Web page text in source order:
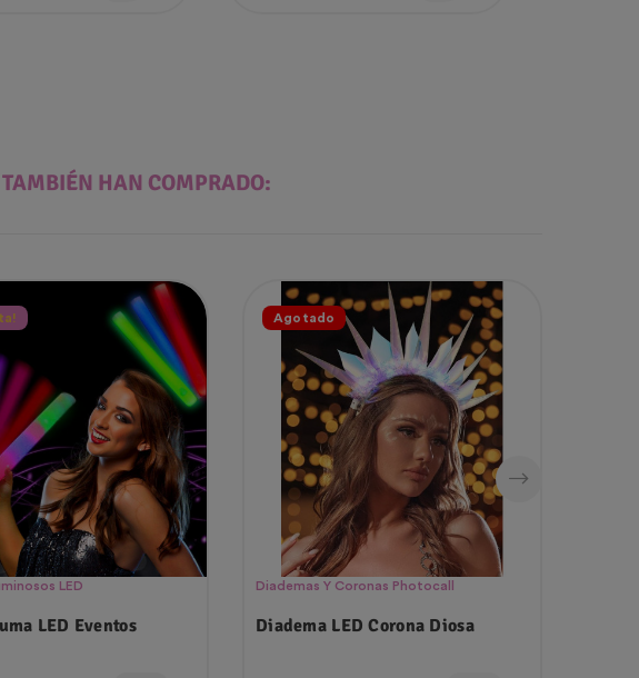
TAMBIÉN HAN COMPRADO:
LED
LED Eventos
Agotado
Diademas Y Coronas Photocall
Diadema LED Corona Diosa